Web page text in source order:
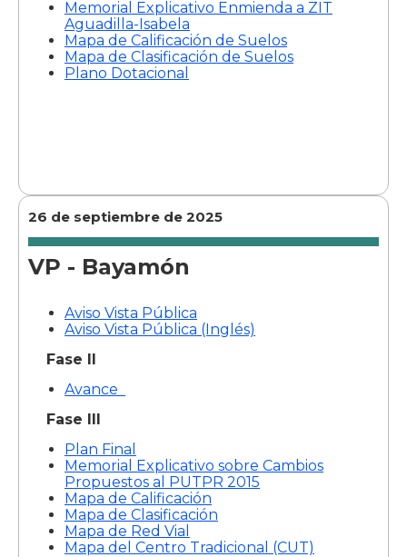
Memorial Explicativo Enmienda a ZIT
Aguadilla-Isabela
Mapa de Calificación de Suelos
Mapa de Clasificación de Suelos
Plano Dotacional
26 de septiembre de 2025
VP - Bayamón
Aviso Vista Pública
Aviso Vista Pública (Inglés)
Fase II
Avance
Fase III
Plan Final
Memorial Explicativo sobre Cambios
Propuestos al PUTPR 2015
Mapa de Calificación
Mapa de Clasificación
Mapa de Red Vial
Mapa del Centro Tradicional (CUT)